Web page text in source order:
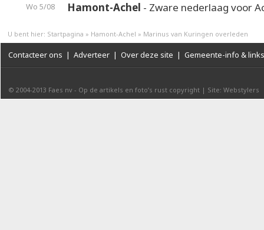
Wo 5/08 Hamont-Achel - Zware nederlaag voor
U bent hier: Startpagina » Hamont-Achel » Marinus van Kuringen overleden
Contacteer ons | Adverteer | Over deze site | Gemeente-info & links
© 2004-2013 Faes nv - Op de artikels en foto’s rust copyright | Site: Webstylers